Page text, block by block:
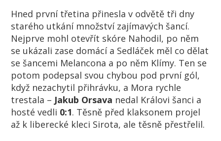
Hned první třetina přinesla v odvětě tři dny
starého utkání množství zajímavých šancí.
Nejprve mohl otevřít skóre Nahodil, po něm
se ukázali zase domácí a Sedláček měl co dělat
se šancemi Melancona a po něm Klímy. Ten se
potom podepsal svou chybou pod první gól,
když nezachytil přihrávku, a Mora rychle
trestala – Jakub Orsava nedal Královi šanci a
hosté vedli 0:1. Těsně před klaksonem projel
až k liberecké kleci Sirota, ale těsně přestřelil.